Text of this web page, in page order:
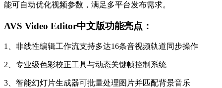
能可自动优化视频参数，满足多平台发布需求。
AVS Video Editor中文版功能亮点：
1、非线性编辑工作流支持多达16条音视频轨道同步操作
2、专业级色彩校正工具与动态关键帧控制系统
3、智能幻灯片生成器可批量处理图片并匹配背景音乐